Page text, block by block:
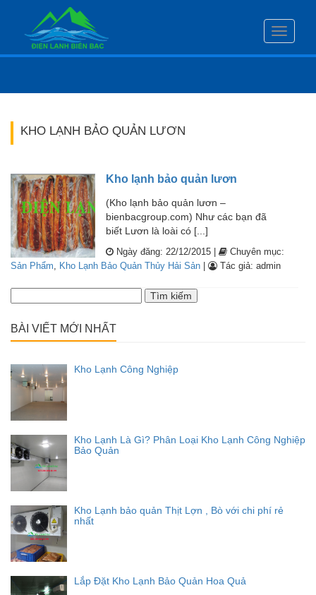
Toggle
KHO LẠNH BẢO QUẢN LƯƠN
Kho lạnh bảo quản lươn
(Kho lạnh bảo quản lươn –
bienbacgroup.com) Như các bạn đã
biết Lươn là loài có [...]
Ngày đăng: 22/12/2015 |
Chuyên mục:
Sản Phẩm, Kho Lạnh Bảo Quản Thủy Hải Sản Tác giả: admin
kiếm
BÀI VIẾT MỚI NHẤT
Kho Lạnh Công Nghiệp
Kho Lạnh Là Gì? Phân Loại Kho Lạnh Công Nghiệp
Bảo Quản
Kho Lạnh bảo quản Thịt Lợn , Bò với chi phí rẻ
nhất
Lắp Đặt Kho Lạnh Bảo Quản Hoa Quả